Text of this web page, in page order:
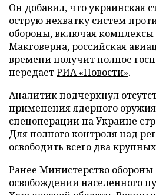
Он добавил, что украинская
острую нехватку систем
обороны, включая
Макговерна, российская
времени получит полное
передаетРИА «Новости».
Аналитик подчеркнул
применения ядерного
спецоперации на Украине
Для полного контроля над
освободить всего два
Ранее Министерство обороны
освобождении населенного